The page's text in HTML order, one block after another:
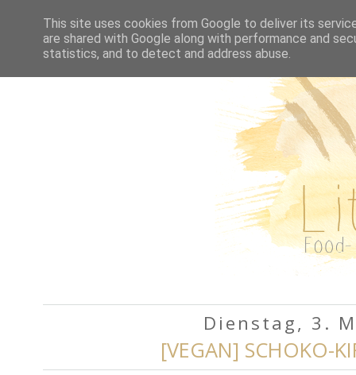
Dienstag, 3.
[VEGAN] SCHOKO-
This site uses cookies from Google to deliver its
are shared with Google along with performance and
statistics, and to detect and address abuse.